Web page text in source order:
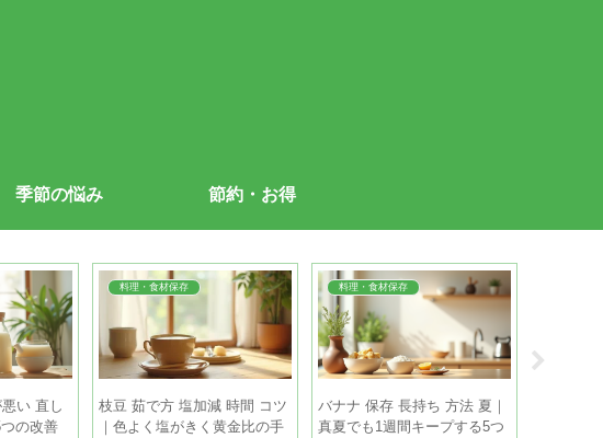
季節の悩み 節約・お得
い 直し
の改善
料理・食材保存
枝豆 茹で方 塩加減 時間 コツ
｜色よく塩がきく黄金比の手
料理・食材保存
バナナ 保存 長持ち 方法 夏｜
真夏でも1週間キープする5つ